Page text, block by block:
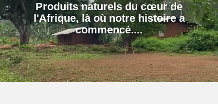
Produits naturels du cœur de
l'Afrique, là où notre histoire a